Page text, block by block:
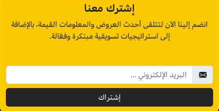
إشترك معنا
انضم إلينا الآن لتتلقى أحدث العروض والمعلومات القيمة، بالإضافة
إلى استراتيجيات تسويقية مبتكرة وفعّالة.
إشتراك